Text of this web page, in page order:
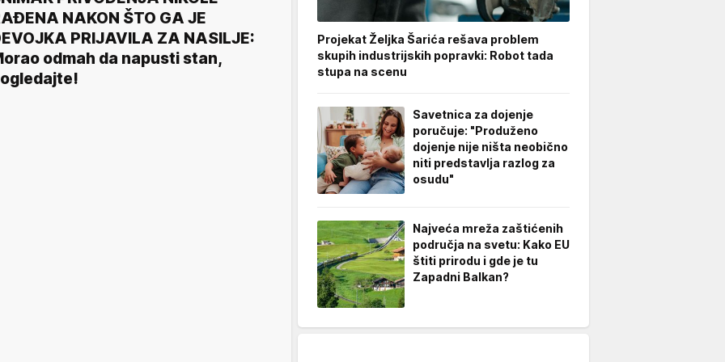
NAKON ŠTO GA JE
PRIJAVILA ZA NASILJE:
odmah da napusti stan,
Projekat Željka Šarića rešava problem
skupih industrijskih popravki: Robot tada
stupa na scenu
Savetnica za dojenje
poručuje: "Produženo
dojenje nije ništa neobično
niti predstavlja razlog za
osudu"
Najveća mreža zaštićenih
područja na svetu: Kako EU
štiti prirodu i gde je tu
Zapadni Balkan?